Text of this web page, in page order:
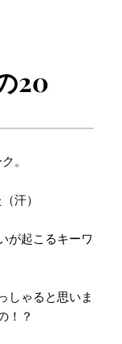
20
。
汗）
が起こるキーワ
しゃると思いま
！？